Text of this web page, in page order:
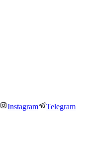
Instagram Telegram